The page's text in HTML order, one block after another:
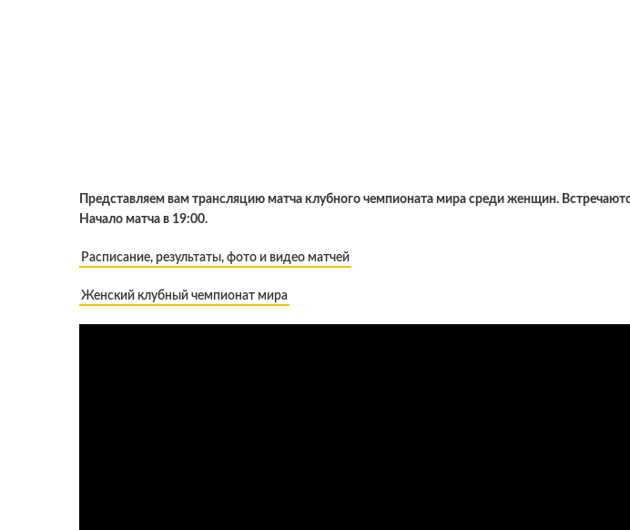
Представляем вам трансляцию матча клубного чемпионата мира среди женщин.
Начало матча в 19:00.
Расписание, результаты, фото и видео матчей
Женский клубный чемпионат мира